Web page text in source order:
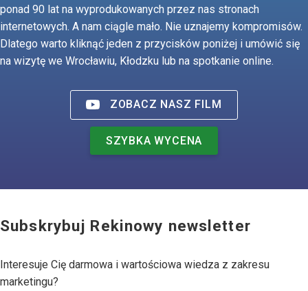
ponad 90 lat na wyprodukowanych przez nas stronach
internetowych. A nam ciągle mało. Nie uznajemy kompromisów.
Dlatego warto kliknąć jeden z przycisków poniżej i umówić się
na wizytę we Wrocławiu, Kłodzku lub na spotkanie online.
ZOBACZ NASZ FILM
SZYBKA WYCENA
Subskrybuj Rekinowy newsletter
Interesuje Cię darmowa i wartościowa wiedza z zakresu
marketingu?